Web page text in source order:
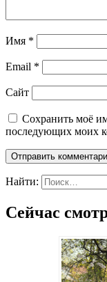
Имя *
Email *
Сайт
Сохранить моё
последующих моих
Найти:
Сейчас